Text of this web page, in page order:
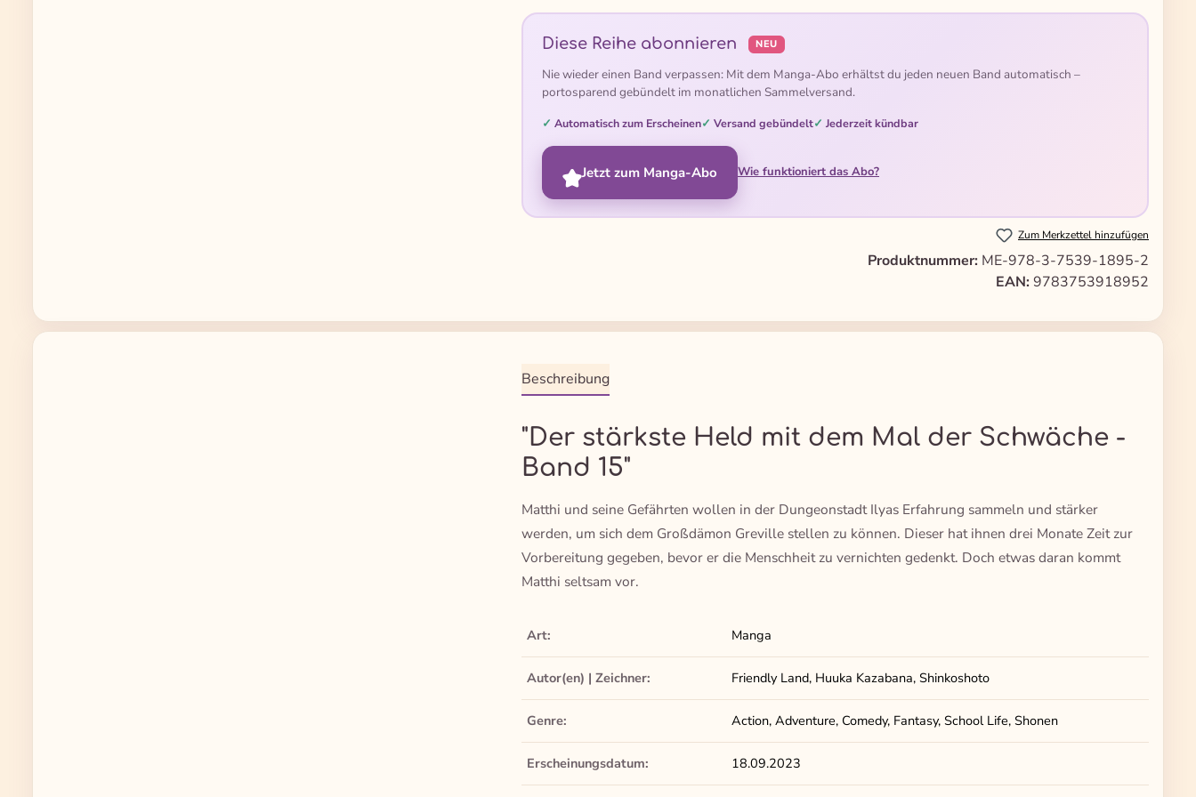
Diese Reihe abonnieren NEU
Nie wieder einen Band verpassen: Mit dem Manga-Abo erhältst du jeden neuen Band automatisch –
portosparend gebündelt im monatlichen Sammelversand.
Automatisch zum Erscheinen Versand gebündelt Jederzeit kündbar
Jetzt zum Manga-Abo Wie funktioniert das Abo?
Zum Merkzettel hinzufügen
Produktnummer: ME-978-3-7539-1895-2
EAN: 9783753918952
Beschreibung
"Der stärkste Held mit dem Mal der Schwäche -
Band 15"
Matthi und seine Gefährten wollen in der Dungeonstadt Ilyas Erfahrung sammeln und stärker
werden, um sich dem Großdämon Greville stellen zu können. Dieser hat ihnen drei Monate Zeit zur
Vorbereitung gegeben, bevor er die Menschheit zu vernichten gedenkt. Doch etwas daran kommt
Matthi seltsam vor.
Art: Manga
Autor(en) | Zeichner: Friendly Land, Huuka Kazabana, Shinkoshoto
Genre: Action, Adventure, Comedy, Fantasy, School Life, Shonen
Erscheinungsdatum: 18.09.2023